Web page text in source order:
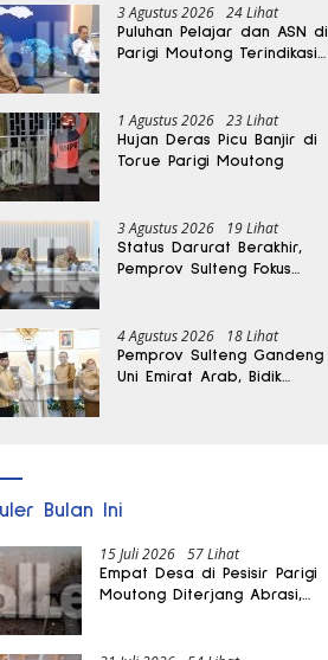
3 Agustus 2026 24 Lihat
Puluhan Pelajar dan ASN di
Parigi Moutong Terindikasi
1 Agustus 2026 23 Lihat
Hujan Deras Picu Banjir di
Torue Parigi Moutong
3 Agustus 2026 19 Lihat
Status Darurat Berakhir,
Pemprov Sulteng Fokus
4 Agustus 2026 18 Lihat
Pemprov Sulteng Gandeng
Uni Emirat Arab, Bidik
Bulan Ini
15 Juli 2026 57 Lihat
Empat Desa di Pesisir Parigi
Moutong Diterjang Abrasi,